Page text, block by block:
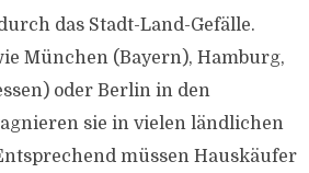
das Stadt-Land-Gefälle.
München (Bayern), Hamburg,
oder Berlin in den
sie in vielen ländlichen
müssen Hauskäufer